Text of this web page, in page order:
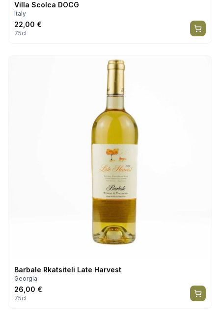
Villa Scolca DOCG
Italy
22,00 €
75cl
Barbale Rkatsiteli Late Harvest
Georgia
26,00 €
75cl